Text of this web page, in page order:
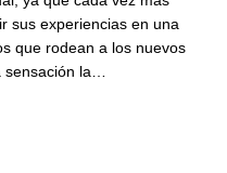
sus experiencias en una
que rodean a los nuevos
la…